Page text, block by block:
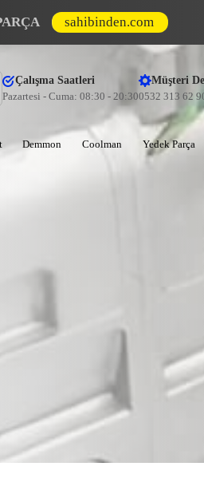
sahibinden.com
Çalışma Saatleri
Pazartesi - Cuma: 08:30 - 20:30
Müşteri
0532 313 62
Demmon Coolman Yedek Parça